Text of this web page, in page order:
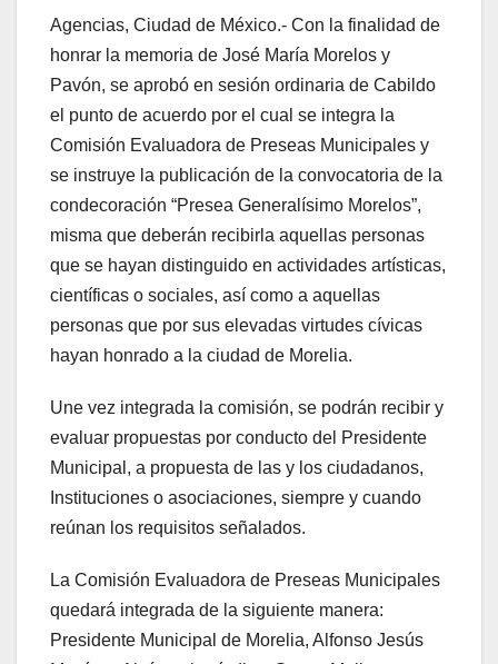
Agencias, Ciudad de México.- Con la finalidad de
honrar la memoria de José María Morelos y
Pavón, se aprobó en sesión ordinaria de Cabildo
el punto de acuerdo por el cual se integra la
Comisión Evaluadora de Preseas Municipales y
se instruye la publicación de la convocatoria de la
condecoración “Presea Generalísimo Morelos”,
misma que deberán recibirla aquellas personas
que se hayan distinguido en actividades artísticas,
científicas o sociales, así como a aquellas
personas que por sus elevadas virtudes cívicas
hayan honrado a la ciudad de Morelia.
Une vez integrada la comisión, se podrán recibir y
evaluar propuestas por conducto del Presidente
Municipal, a propuesta de las y los ciudadanos,
Instituciones o asociaciones, siempre y cuando
reúnan los requisitos señalados.
La Comisión Evaluadora de Preseas Municipales
quedará integrada de la siguiente manera:
Presidente Municipal de Morelia, Alfonso Jesús